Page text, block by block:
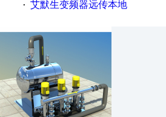
· 艾默生变频器远传本地